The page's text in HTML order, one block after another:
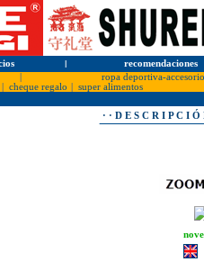
l recomendaciones
ropa deportiva-
cheque regalo
super alimentos
· · D E S C R I P C I